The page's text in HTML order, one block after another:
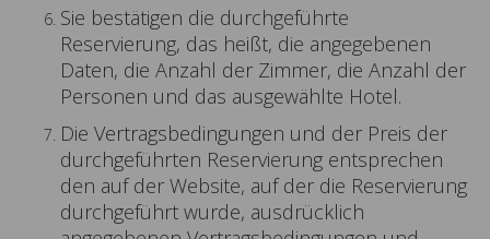
Sie bestätigen die durchgeführte
Reservierung, das heißt, die angegebenen
Daten, die Anzahl der Zimmer, die Anzahl der
Personen und das ausgewählte Hotel.
Die Vertragsbedingungen und der Preis der
durchgeführten Reservierung entsprechen
den auf der Website, auf der die Reservierung
durchgeführt wurde, ausdrücklich